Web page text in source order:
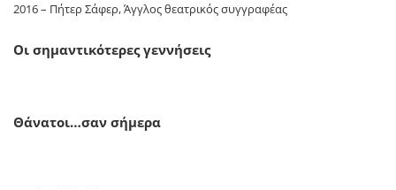
2016 – Πήτερ Σάφερ, Άγγλος θεατρικός συγγραφέας
Οι σημαντικότερες γεννήσεις
Θάνατοι…σαν σήμερα